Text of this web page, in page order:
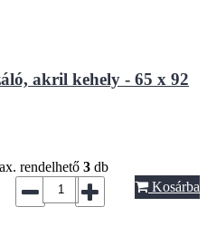
akril kehely - 65 x 92
rendelhető 3 db
Kosárba